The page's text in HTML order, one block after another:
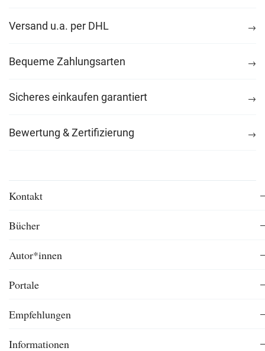
Versand u.a. per DHL
Bequeme Zahlungsarten
Sicheres einkaufen garantiert
Bewertung & Zertifizierung
Kontakt
Bücher
Autor*innen
Portale
Empfehlungen
Informationen